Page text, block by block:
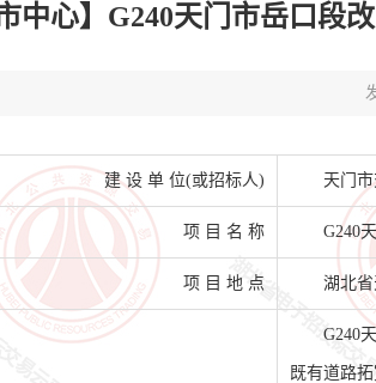
中心】G240天门市岳口段
建 设 单 位(或招标人) 天门
项 目 名 称 G240
项 目 地 点 湖北
G240
既有道路